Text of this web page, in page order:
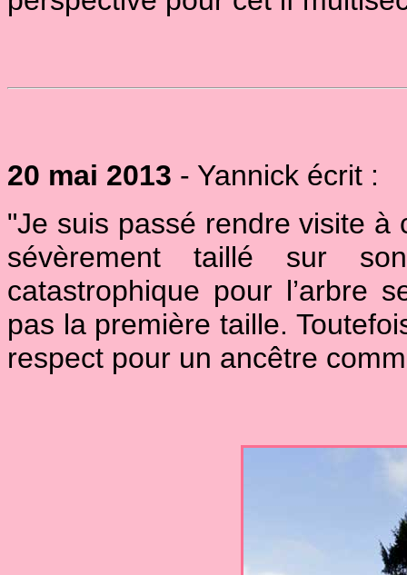
20 mai 2013 - Yannick écrit :
"Je suis passé rendre visite
sévèrement taillé sur
catastrophique pour l’arbre
pas la première taille.
respect pour un ancêtre